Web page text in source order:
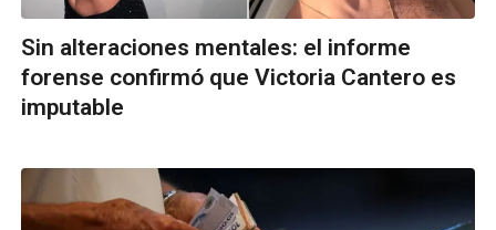
Sin alteraciones mentales: el informe
forense confirmó que Victoria Cantero es
imputable